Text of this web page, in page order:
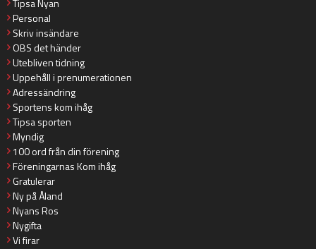
Tipsa Nyan
Personal
Skriv insändare
OBS det händer
Utebliven tidning
Uppehåll i prenumerationen
Adressändring
Sportens kom ihåg
Tipsa sporten
Myndig
100 ord från din förening
Föreningarnas Kom ihåg
Gratulerar
Ny på Åland
Nyans Ros
Nygifta
Vi firar